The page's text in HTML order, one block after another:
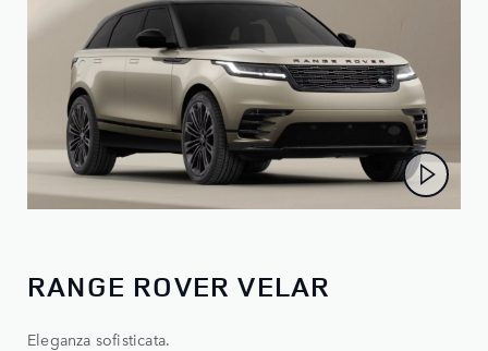
RANGE ROVER VELAR
Eleganza sofisticata.